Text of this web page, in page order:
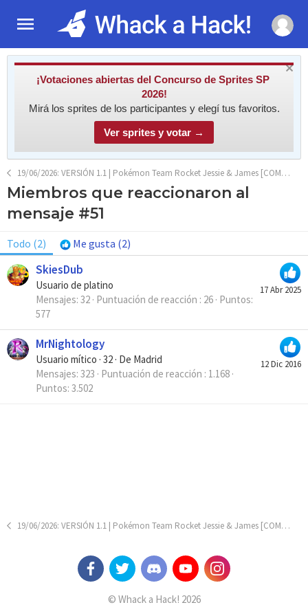
¡Votaciones abiertas del Concurso de Sprites SP
2026!
Mirá los sprites de los participantes y elegí tus favoritos.
Ver sprites y votar →
19/06/2026: VERSIÓN 1.1 | Pokémon Team Rocket Jessie & James [COMPLETO]
Miembros que reaccionaron al
mensaje #51
Todo (2) Me gusta (2)
17 Abr 2025
SkiesDub
Usuario de platino
Mensajes 32 Puntuación de reacción 26 Puntos
577
12 Dic 2016
MrNightology
Usuario mítico · 32 · De Madrid
Mensajes 323 Puntuación de reacción 1.168
Puntos 3.502
19/06/2026: VERSIÓN 1.1 | Pokémon Team Rocket Jessie & James [COMPLETO]
© Whack a Hack! 2026